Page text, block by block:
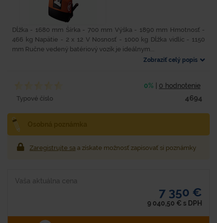
Dĺžka - 1680 mm Šírka - 700 mm Výška - 1890 mm Hmotnosť -
466 kg Napätie - 2 x 12 V Nosnosť - 1000 kg Dĺžka vidlíc - 1150
mm Ručne vedený batériový vozík je ideálnym...
Zobraziť celý popis
0% 0 hodnotenie
Typové číslo 4694
Zaregistrujte sa a získate možnosť zapisovať si poznámky
Vaša aktuálna cena
7 350 €
9 040,50 € s DPH